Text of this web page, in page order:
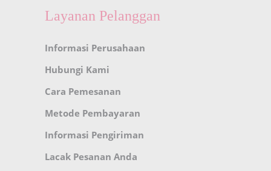
Layanan Pelanggan
Informasi Perusahaan
Hubungi Kami
Cara Pemesanan
Metode Pembayaran
Informasi Pengiriman
Lacak Pesanan Anda